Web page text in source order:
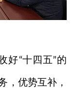
好“十四五”的
，优势互补，